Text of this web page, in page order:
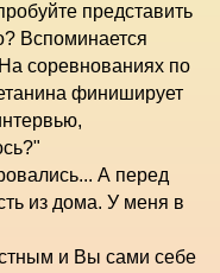
представить
Вспоминается
соревнованиях по
финиширует
А перед
из дома. У меня в
и Вы сами себе